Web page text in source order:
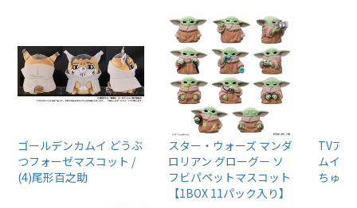
ゴールデンカムイ どうぶ
つフォーゼマスコット /
(4)尾形百之助
スター・ウォーズ マンダ
ロリアン グローグー ソ
フビパペットマスコット
【1BOX 11パック入り】
TVア
ムイ』
ちゅる